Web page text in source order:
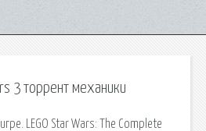
3 торрент механики
LEGO Star Wars: The Complete